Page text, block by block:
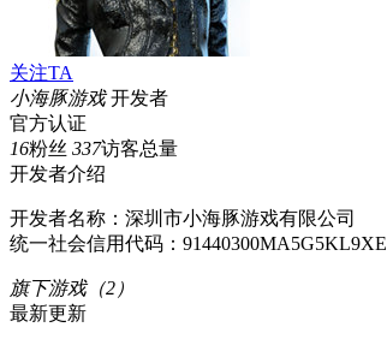
关注TA
小海豚游戏 开发者
官方认证
16粉丝 337访客总量
开发者介绍
开发者名称：深圳市小海豚游戏有限公司
统一社会信用代码：91440300MA5G5KL9XE
旗下游戏（2）
最新更新